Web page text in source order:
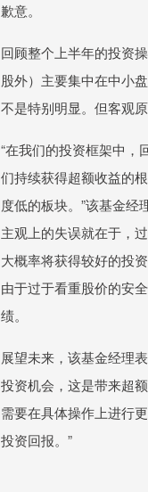
歉意。
回顾整个上半年的投资
股外）主要集中在中小
不是特别明显。但客观
“在我们的投资框架中，
们持续获得超额收益的
度低的板块。”该基金经
主观上的失误就在于，
大概率将获得较好的投
由于过于看重股价的安
绩。
展望未来，该基金经理
投资机会，这是带来超
需要在具体操作上进行
投资回报。”